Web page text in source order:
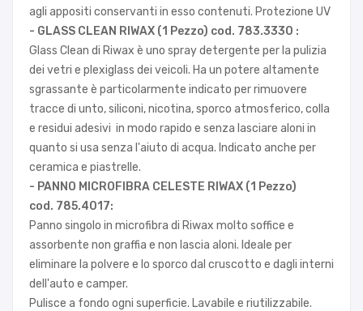
agli appositi conservanti in esso contenuti. Protezione UV
- GLASS CLEAN RIWAX (1 Pezzo) cod. 783.3330 :
Glass Clean di Riwax è uno spray detergente per la pulizia
dei vetri e plexiglass dei veicoli. Ha un potere altamente
sgrassante è particolarmente indicato per rimuovere
tracce di unto, siliconi, nicotina, sporco atmosferico, colla
e residui adesivi in modo rapido e senza lasciare aloni in
quanto si usa senza l'aiuto di acqua. Indicato anche per
ceramica e piastrelle.
- PANNO MICROFIBRA CELESTE RIWAX (1 Pezzo)
cod. 785.4017:
Panno singolo in microfibra di Riwax molto soffice e
assorbente non graffia e non lascia aloni. Ideale per
eliminare la polvere e lo sporco dal cruscotto e dagli interni
dell'auto e camper.
Pulisce a fondo ogni superficie. Lavabile e riutilizzabile.